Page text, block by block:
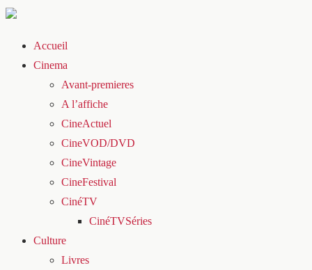
Accueil
Cinema
Avant-premieres
A l’affiche
CineActuel
CineVOD/DVD
CineVintage
CineFestival
CinéTV
CinéTVSéries
Culture
Livres